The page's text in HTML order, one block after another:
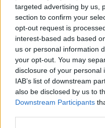
targeted advertising by us,
section to confirm your
opt-out request is
interest-based ads based
us or personal information
your opt-out. You may
disclosure of your personal
IAB’s list of downstream
also be disclosed by us to
Downstream Participants
Fotó: Cornell Capa:
Robert F. KENNEDY